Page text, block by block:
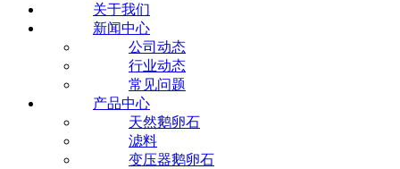
关于我们
新闻中心
公司动态
行业动态
常见问题
产品中心
天然鹅卵石
滤料
变压器鹅卵石